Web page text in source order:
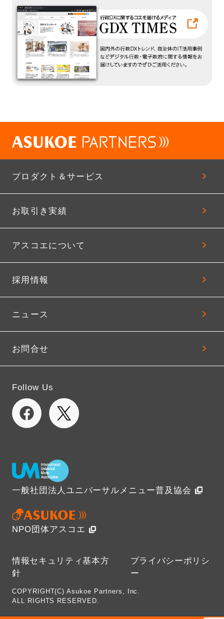
プロダクト＆サービス
お取引き実績
アスコエについて
採用情報
ニュース
お問合せ
Follow Us
一般社団法人ユニバーサルメニュー普及協会
NPO団体アスコエ
COPYRIGHT(C) Asukoe Partners, Inc.
ALL RIGHTS RESERVED.
情報セキュリティ基本方
針
プライバシーポリシ
ー